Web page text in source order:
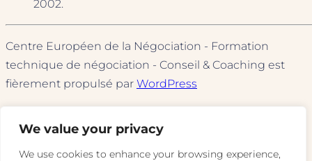
We value your privacy
We use cookies to enhance your browsing experience,
2002.
Centre Européen de la Négociation - Formation
technique de négociation - Conseil & Coaching est
fièrement propulsé par WordPress